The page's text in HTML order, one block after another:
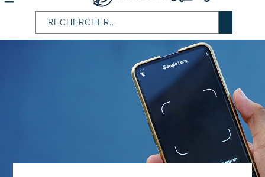
# Identité visuelle
# Webdesign
Suivi des performances
# Formation SEO (référencement naturel)
# Formation SEA (Google Ads)